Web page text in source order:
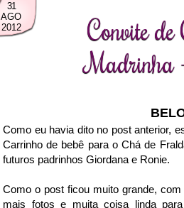
31
AGO
2012
Convite
Madrinha
Como eu havia dito no post anterior,
Carrinho de bebê para o Chá de
futuros padrinhos Giordana e Ronie.
Como o post ficou muito grande,
mais fotos e muita coisa linda